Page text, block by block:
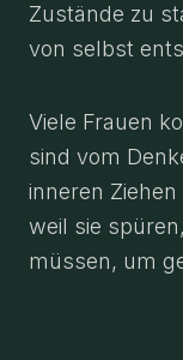
Zustände zu
von selbst
Viele Frauen
sind vom
inneren
weil sie
müssen, um